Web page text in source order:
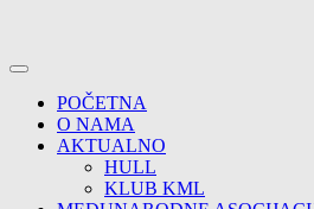
POČETNA
O NAMA
AKTUALNO
HULL
KLUB KML